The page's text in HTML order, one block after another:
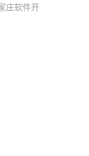
庄软件开